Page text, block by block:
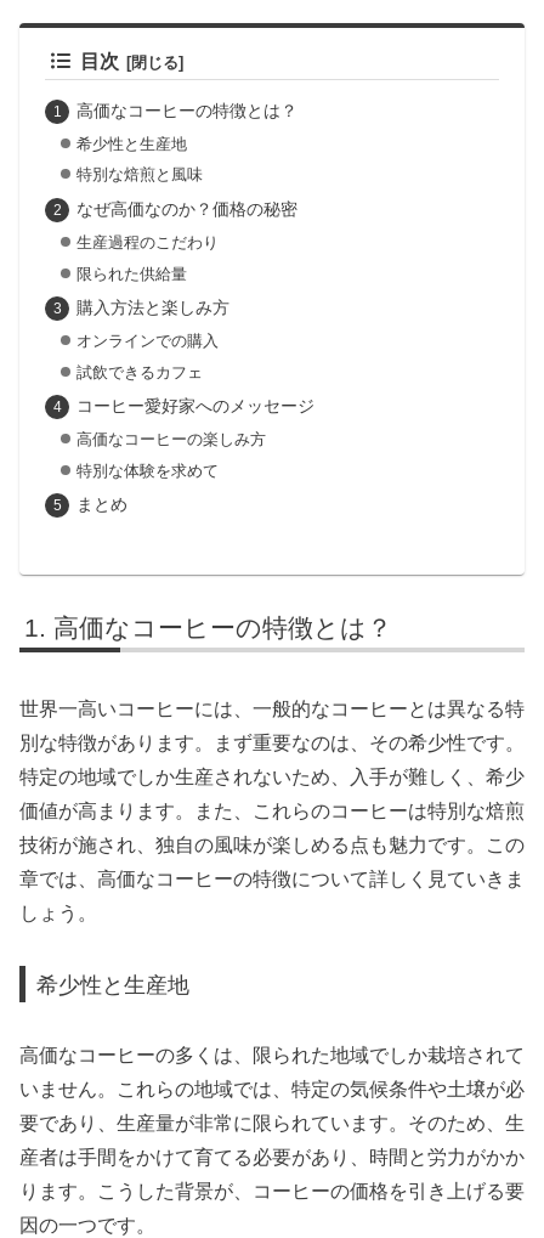
目次
高価なコーヒーの特徴とは？
希少性と生産地
特別な焙煎と風味
なぜ高価なのか？価格の秘密
生産過程のこだわり
限られた供給量
購入方法と楽しみ方
オンラインでの購入
試飲できるカフェ
コーヒー愛好家へのメッセージ
高価なコーヒーの楽しみ方
特別な体験を求めて
まとめ
高価なコーヒーの特徴とは？
世界一高いコーヒーには、一般的なコーヒーとは異なる特
別な特徴があります。まず重要なのは、その希少性です。
特定の地域でしか生産されないため、入手が難しく、希少
価値が高まります。また、これらのコーヒーは特別な焙煎
技術が施され、独自の風味が楽しめる点も魅力です。この
章では、高価なコーヒーの特徴について詳しく見ていきま
しょう。
希少性と生産地
高価なコーヒーの多くは、限られた地域でしか栽培されて
いません。これらの地域では、特定の気候条件や土壌が必
要であり、生産量が非常に限られています。そのため、生
産者は手間をかけて育てる必要があり、時間と労力がかか
ります。こうした背景が、コーヒーの価格を引き上げる要
因の一つです。